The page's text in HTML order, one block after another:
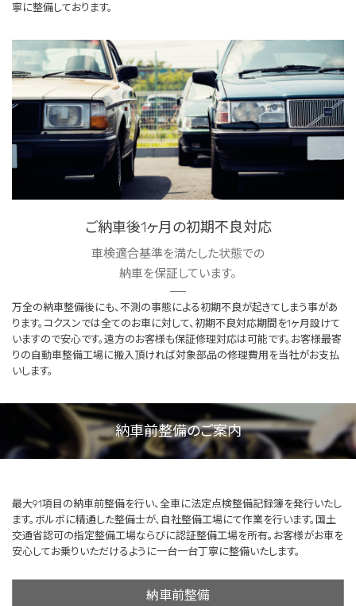
寧に整備しております。
ご納車後1ヶ月の初期不良対応
車検適合基準を満たした状態での
納車を保証しています。
万全の納車整備後にも、不測の事態による初期不良が起きてしまう事があ
ります。コクスンでは全てのお車に対して、初期不良対応期間を1ヶ月設けて
いますので安心です。遠方のお客様も保証修理対応は可能です。お客様最寄
りの自動車整備工場に搬入頂ければ対象部品の修理費用を当社がお支払
いします。
納車前整備のご案内
最大91項目の納車前整備を行い、全車に法定点検整備記録簿を発行いたし
ます。ボルボに精通した整備士が、自社整備工場にて作業を行います。国土
交通省認可の指定整備工場ならびに認証整備工場を所有。お客様がお車を
安心してお乗りいただけるように一台一台丁寧に整備いたします。
納車前整備